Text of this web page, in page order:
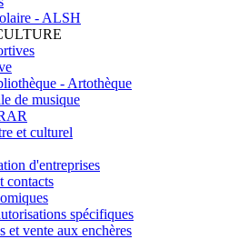
- ALSH
- Artothèque
de musique
et culturel
d'entreprises
contacts
spécifiques
et vente aux enchères